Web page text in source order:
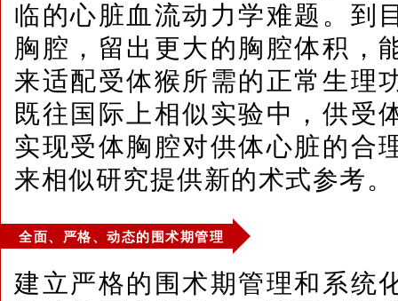
临的心脏血流动力学难题。到
胸腔，留出更大的胸腔体积，
来适配受体猴所需的正常生理
既往国际上相似实验中，供受
实现受体胸腔对供体心脏的合
来相似研究提供新的术式参考。
全面、严格、动态的围术期管理
建立严格的围术期管理和系统